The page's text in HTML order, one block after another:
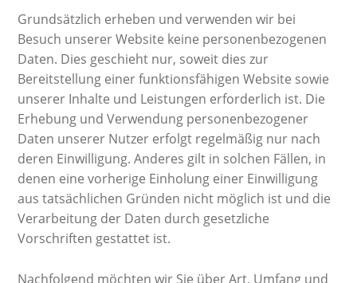
Grundsätzlich erheben und verwenden wir bei
Besuch unserer Website keine personenbezogenen
Daten. Dies geschieht nur, soweit dies zur
Bereitstellung einer funktionsfähigen Website sowie
unserer Inhalte und Leistungen erforderlich ist. Die
Erhebung und Verwendung personenbezogener
Daten unserer Nutzer erfolgt regelmäßig nur nach
deren Einwilligung. Anderes gilt in solchen Fällen, in
denen eine vorherige Einholung einer Einwilligung
aus tatsächlichen Gründen nicht möglich ist und die
Verarbeitung der Daten durch gesetzliche
Vorschriften gestattet ist.
Nachfolgend möchten wir Sie über Art, Umfang und